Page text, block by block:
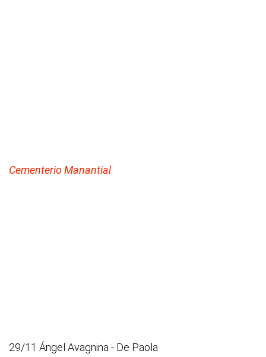
Cementerio Manantial
29/11 Ángel Avagnina - De Paola